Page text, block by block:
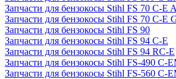
Запчасти для бензокосы Stihl FS 70 C-E
Запчасти для бензокосы Stihl FS 70 C-E
Запчасти для бензокосы Stihl FS 90
Запчасти для бензокосы Stihl FS 94 C-E
Запчасти для бензокосы Stihl FS 94 RC-E
Запчасти для бензокосы Stihl FS-490 C-
Запчасти для бензокосы Stihl FS-560 C-